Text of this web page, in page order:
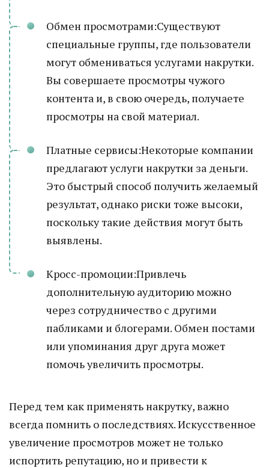
Обмен просмотрами:Существуют
специальные группы, где пользователи
могут обмениваться услугами накрутки.
Вы совершаете просмотры чужого
контента и, в свою очередь, получаете
просмотры на свой материал.
Платные сервисы:Некоторые компании
предлагают услуги накрутки за деньги.
Это быстрый способ получить желаемый
результат, однако риски тоже высоки,
поскольку такие действия могут быть
выявлены.
Кросс-промоции:Привлечь
дополнительную аудиторию можно
через сотрудничество с другими
пабликами и блогерами. Обмен постами
или упоминания друг друга может
помочь увеличить просмотры.
Перед тем как применять накрутку, важно
всегда помнить о последствиях. Искусственное
увеличение просмотров может не только
испортить репутацию, но и привести к